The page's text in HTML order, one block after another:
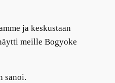
ja keskustaan
meille Bogyoke
sanoi.